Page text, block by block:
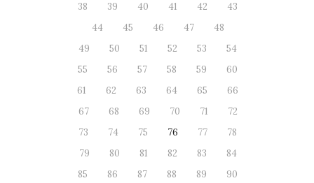
38
39 40 41 42
43
44
45 46 47
48
49
50 51 52 53
54
55
56 57 58 59
60
61
62 63 64 65
66
67
68 69 70 71
72
73
74 75 76 77
78
79
80 81 82 83
84
85
86 87 88 89
90